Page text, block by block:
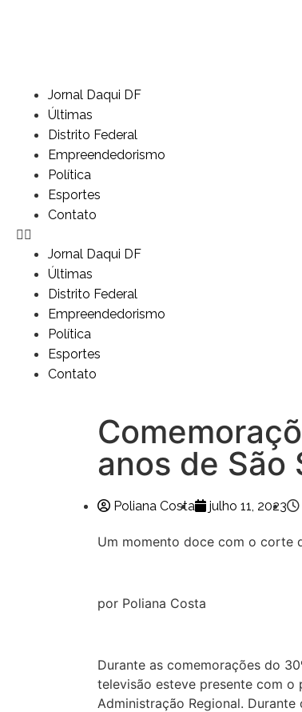
Jornal Daqui DF
Últimas
Distrito Federal
Empreendedorismo
Política
Esportes
Contato
Jornal Daqui DF
Últimas
Distrito Federal
Empreendedorismo
Política
Esportes
Contato
anos de São
Poliana Costa julho 11, 2023
Um momento doce com o corte
por Poliana Costa
Durante as comemorações do
televisão esteve presente com o
Administração Regional.